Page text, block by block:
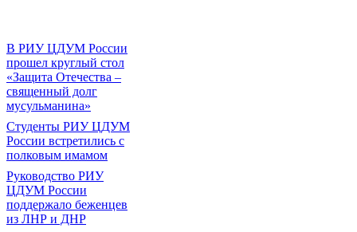
В РИУ ЦДУМ России
прошел круглый стол
«Защита Отечества –
священный долг
мусульманина»
Студенты РИУ ЦДУМ
России встретились с
полковым имамом
Руководство РИУ
ЦДУМ России
поддержало беженцев
из ЛНР и ДНР